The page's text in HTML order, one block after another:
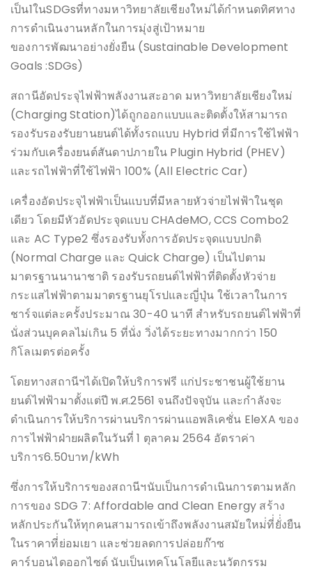
เป็น1ในSDGsที่ทางมหาวิทยาลัยเชียงใหม่ได้กำหนดทิศทาง
การดำเนินงานหลักในการมุ่งสู่เป้าหมาย
ของการพัฒนาอย่างยั่งยืน (Sustainable Development
Goals :SDGs)
สถานีอัดประจุไฟฟ้าพลังงานสะอาด มหาวิทยาลัยเชียงใหม่
(Charging Station)ได้ถูกออกแบบและติดตั้งให้สามารถ
รองรับรองรับยานยนต์ได้ทั้งรถแบบ Hybrid ที่มีการใช้ไฟฟ้า
ร่วมกับเครื่องยนต์สันดาปภายใน Plugin Hybrid (PHEV)
และรถไฟฟ้าที่ใช้ไฟฟ้า 100% (All Electric Car)
เครื่องอัดประจุไฟฟ้าเป็นแบบที่มีหลายหัวจ่ายไฟฟ้าในชุด
เดียว โดยมีหัวอัดประจุดแบบ CHAdeMO, CCS Combo2
และ AC Type2 ซึ่งรองรับทั้งการอัดประจุดแบบปกติ
(Normal Charge และ Quick Charge) เป็นไปตาม
มาตรฐานนานาชาติ รองรับรถยนต์ไฟฟ้าที่ติดตั้งหัวจ่าย
กระแสไฟฟ้าตามมาตรฐานยุโรปและญี่ปุ่น ใช้เวลาในการ
ชาร์จแต่ละครั้งประมาณ 30-40 นาที สำหรับรถยนต์ไฟฟ้าที่
นั่งส่วนบุคคลไม่เกิน 5 ที่นั่ง วิ่งได้ระยะทางมากกว่า 150
กิโลเมตรต่อครั้ง
โดยทางสถานีฯได้เปิดให้บริการฟรี แก่ประชาชนผู้ใช้ยาน
ยนต์ไฟฟ้ามาตั้งแต่ปี พ.ศ.2561 จนถึงปัจจุบัน และกำลังจะ
ดำเนินการให้บริการผ่านบริการผ่านแอพลิเคชั่น EleXA ของ
การไฟฟ้าฝ่ายผลิตในวันที่ 1 ตุลาคม 2564 อัตราค่า
บริการ6.50บาท/kWh
ซึ่งการให้บริการของสถานีฯนับเป็นการดำเนินการตามหลัก
การของ SDG 7: Affordable and Clean Energy สร้าง
หลักประกันให้ทุกคนสามารถเข้าถึงพลังงานสมัยใหม่่ที่่ยั่่งยืน
ในราคาที่่ย่อมเยา และช่วยลดการปล่อยก๊าซ
คาร์บอนไดออกไซด์ นับเป็นเทคโนโลยีและนวัตกรรม